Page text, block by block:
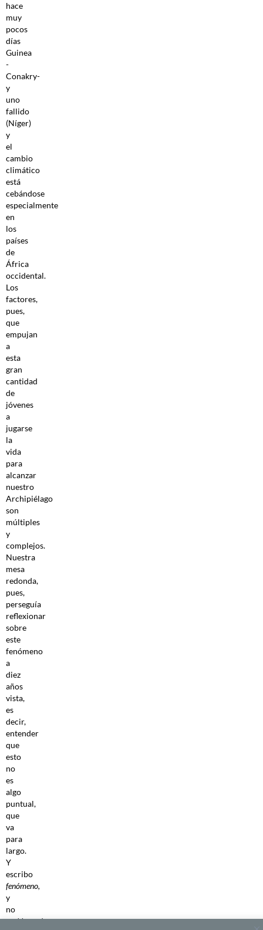
hace
muy
pocos
días
Guinea
-
Conakry-
y
uno
fallido
(Níger)
y
el
cambio
climático
está
cebándose
especialmente
en
los
países
de
África
occidental.
Los
factores,
pues,
que
empujan
a
esta
gran
cantidad
de
jóvenes
a
jugarse
la
vida
para
alcanzar
nuestro
Archipiélago
son
múltiples
y
complejos.
Nuestra
mesa
redonda,
pues,
perseguía
reflexionar
sobre
este
fenómeno
a
diez
años
vista,
es
decir,
entender
que
esto
no
es
algo
puntual,
que
va
para
largo.
Y
escribo
fenómeno,
y
no
problema,de